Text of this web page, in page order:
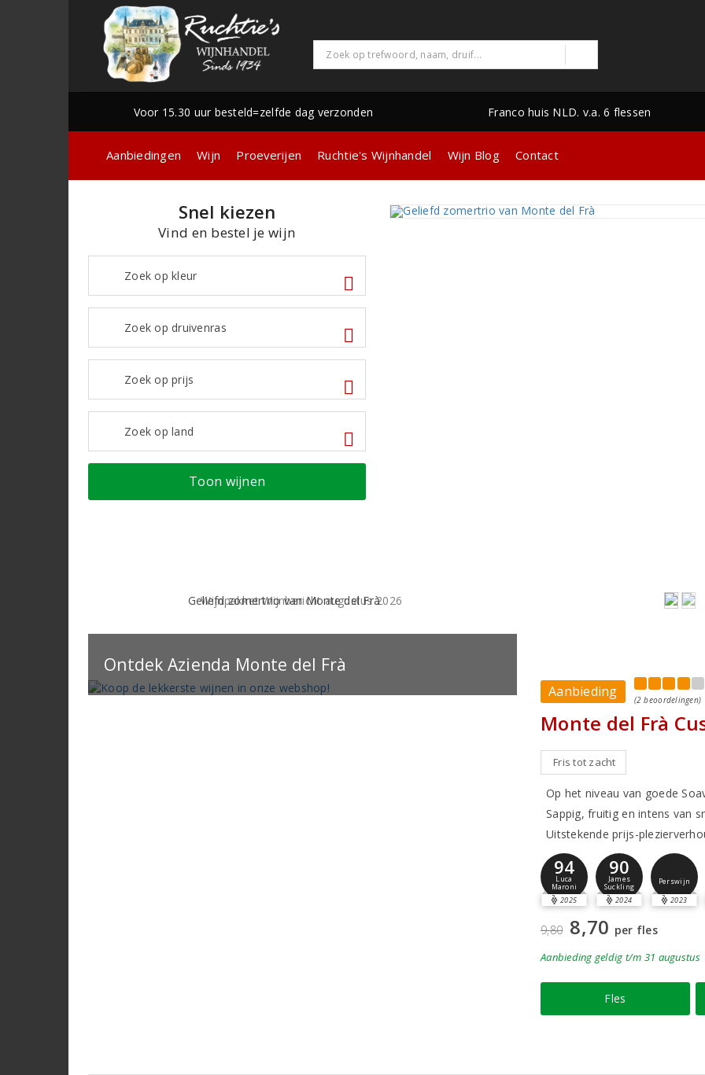
Voor 15.30 uur besteld=zelfde dag verzonden Franco huis NLD. v.a. 6 flessen
Aanbiedingen Wijn Proeverijen Ruchtie's Wijnhandel Wijn Blog Contact
Snel kiezen
Vind en bestel je wijn
Toon wijnen
Ontdek Azienda Monte del Frà
Aanbieding (2 beoordelingen)
Monte del Frà
Fris tot zacht
Op het niveau van goede
Sappig, fruitig en intens van
Uitstekende prijs-
94
Luca
Maroni
2025
90
James
Suckling
2024
Perswijn
2023
9,80 8,70 per fles
Aanbieding geldig t/m 31 augustus
Fles